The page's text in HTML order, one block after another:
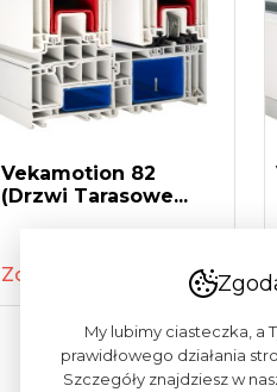
Vekamotion 82
(drzwi Tarasowe...
Zobacz więcej
My lubimy ciasteczka, a
prawidłowego działania
Szczegóły znajdziesz w